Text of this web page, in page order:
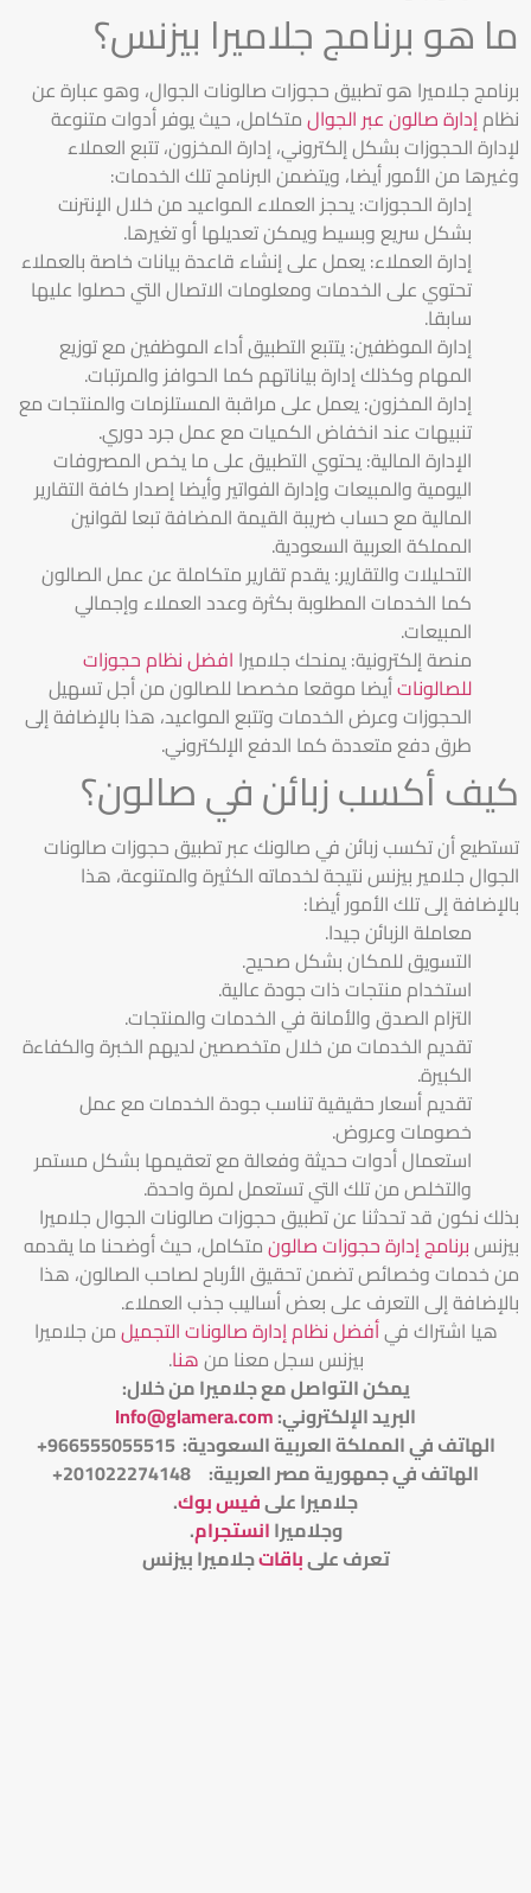
ما هو برنامج جلاميرا بيزنس؟
برنامج جلاميرا هو تطبيق حجوزات صالونات الجوال، وهو عبارة عن
نظامإدارة صالون عبر الجوالمتكامل، حيث يوفر أدوات متنوعة
لإدارة الحجوزات بشكل إلكتروني، إدارة المخزون، تتبع العملاء
وغيرها من الأمور أيضا، ويتضمن البرنامج تلك الخدمات:
إدارة الحجوزات: يحجز العملاء المواعيد من خلال الإنترنت
بشكل سريع وبسيط ويمكن تعديلها أو تغيرها.
إدارة العملاء: يعمل على إنشاء قاعدة بيانات خاصة بالعملاء
تحتوي على الخدمات ومعلومات الاتصال التي حصلوا عليها
سابقا.
إدارة الموظفين: يتتبع التطبيق أداء الموظفين مع توزيع
المهام وكذلك إدارة بياناتهم كما الحوافز والمرتبات.
إدارة المخزون: يعمل على مراقبة المستلزمات والمنتجات مع
تنبيهات عند انخفاض الكميات مع عمل جرد دوري.
الإدارة المالية: يحتوي التطبيق على ما يخص المصروفات
اليومية والمبيعات وإدارة الفواتير وأيضا إصدار كافة التقارير
المالية مع حساب ضريبة القيمة المضافة تبعا لقوانين
المملكة العربية السعودية.
التحليلات والتقارير: يقدم تقارير متكاملة عن عمل الصالون
كما الخدمات المطلوبة بكثرة وعدد العملاء وإجمالي
المبيعات.
منصة إلكترونية: يمنحك جلاميرا افضل نظام حجوزات
للصالوناتأيضا موقعا مخصصا للصالون من أجل تسهيل
الحجوزات وعرض الخدمات وتتبع المواعيد، هذا بالإضافة إلى
طرق دفع متعددة كما الدفع الإلكتروني.
كيف أكسب زبائن في صالون؟
تستطيع أن تكسب زبائن في صالونك عبر تطبيق حجوزات صالونات
الجوال جلامير بيزنس نتيجة لخدماته الكثيرة والمتنوعة، هذا
بالإضافة إلى تلك الأمور أيضا:
معاملة الزبائن جيدا.
التسويق للمكان بشكل صحيح.
استخدام منتجات ذات جودة عالية.
التزام الصدق والأمانة في الخدمات والمنتجات.
تقديم الخدمات من خلال متخصصين لديهم الخبرة والكفاءة
الكبيرة.
تقديم أسعار حقيقية تناسب جودة الخدمات مع عمل
خصومات وعروض.
استعمال أدوات حديثة وفعالة مع تعقيمها بشكل مستمر
والتخلص من تلك التي تستعمل لمرة واحدة.
بذلك نكون قد تحدثنا عن تطبيق حجوزات صالونات الجوال جلاميرا
بيزنسبرنامج إدارة حجوزات صالونمتكامل، حيث أوضحنا ما يقدمه
من خدمات وخصائص تضمن تحقيق الأرباح لصاحب الصالون، هذا
بالإضافة إلى التعرف على بعض أساليب جذب العملاء.
هيا اشتراك فيأفضل نظام إدارة صالونات التجميلمن جلاميرا
بيزنس سجل معنا منهنا.
يمكن التواصل مع جلاميرا من خلال:
البريد الإلكتروني:
Info@glamera.com
الهاتف في المملكة العربية السعودية: 966555055515+
الهاتف في جمهورية مصر العربية: 201022274148+
جلاميرا علىفيس بوك.
وجلاميراانستجرام.
تعرف علىباقاتجلاميرا بيزنس